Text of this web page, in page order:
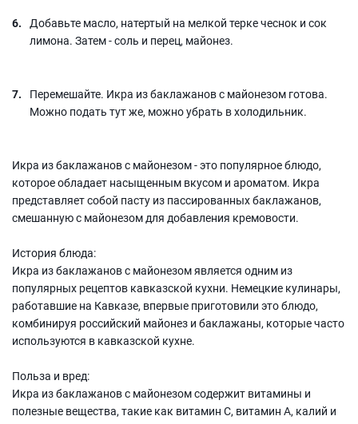
Добавьте масло, натертый на мелкой терке чеснок и сок
лимона. Затем - соль и перец, майонез.
Перемешайте. Икра из баклажанов с майонезом готова.
Можно подать тут же, можно убрать в холодильник.
Икра из баклажанов с майонезом - это популярное блюдо,
которое обладает насыщенным вкусом и ароматом. Икра
представляет собой пасту из пассированных баклажанов,
смешанную с майонезом для добавления кремовости.
История блюда:
Икра из баклажанов с майонезом является одним из
популярных рецептов кавказской кухни. Немецкие кулинары,
работавшие на Кавказе, впервые приготовили это блюдо,
комбинируя российский майонез и баклажаны, которые часто
используются в кавказской кухне.
Польза и вред:
Икра из баклажанов с майонезом содержит витамины и
полезные вещества, такие как витамин С, витамин А, калий и